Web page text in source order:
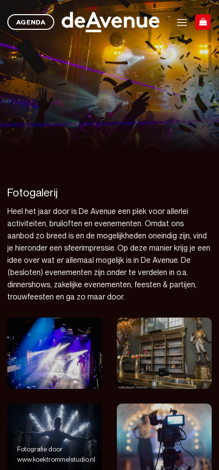
naar
inhoud
AGENDA
Fotogalerij
Heel het jaar door is De Avenue een plek voor allerlei
activiteiten, bruiloften en evenementen. Omdat ons
aanbod zo breed is en de mogelijkheden oneindig zijn, vind
je hieronder een sfeerimpressie. Op deze manier krijg je een
idee over wat er allemaal mogelijk is in De Avenue. De
(besloten) evenementen zijn onder te verdelen in o.a.
dinnershows, zakelijke evenementen, feesten & partijen,
trouwfeesten en ga zo maar door.
Fotografie door
www.koektrommelstudio.nl